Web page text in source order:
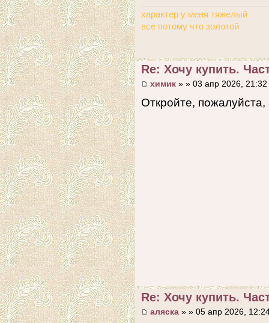
характер у меня тяжелый
все потому что золотой
Re: Хочу купить.
химик » » 03 апр 2026, 21:32
Откройте,
Re: Хочу купить.
аляска » » 05 апр 2026,